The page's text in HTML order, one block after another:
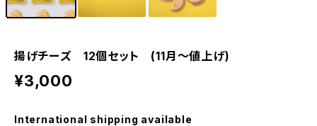
揚げチーズ 12個セット (11月～値上げ)
¥3,000
International shipping available